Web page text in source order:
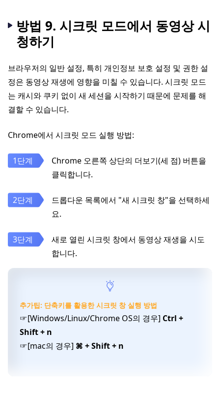
방법 9. 시크릿 모드에서 동영상 시
청하기
브라우저의 일반 설정, 특히 개인정보 보호 설정 및 권한 설
정은 동영상 재생에 영향을 미칠 수 있습니다. 시크릿 모드
는 캐시와 쿠키 없이 새 세션을 시작하기 때문에 문제를 해
결할 수 있습니다.
Chrome에서 시크릿 모드 실행 방법:
Chrome 오른쪽 상단의 더보기(세 점) 버튼을
클릭합니다.
드롭다운 목록에서 "새 시크릿 창"을 선택하세
요.
새로 열린 시크릿 창에서 동영상 재생을 시도
합니다.
추가팁: 단축키를 활용한 시크릿 창 실행 방법
☞[Windows/Linux/Chrome OS의 경우] Ctrl +
Shift + n
☞[mac의 경우] ⌘ + Shift + n